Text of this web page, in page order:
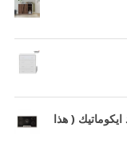
ايكوماتيك ( هذا